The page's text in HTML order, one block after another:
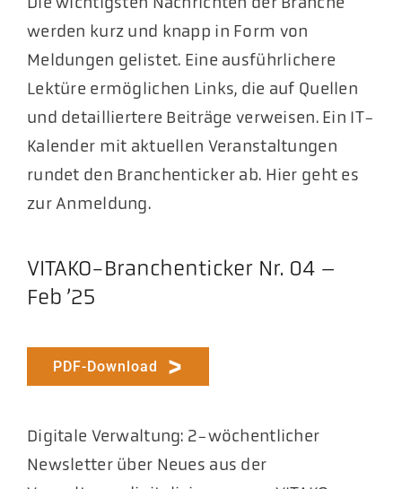
werden kurz und knapp in Form von
Meldungen gelistet. Eine ausführlichere
Lektüre ermöglichen Links, die auf Quellen
und detailliertere Beiträge verweisen. Ein IT-
Kalender mit aktuellen Veranstaltungen
rundet den Branchenticker ab. Hier geht es
zur Anmeldung.
VITAKO-Branchenticker Nr. 04 –
Feb ’25
PDF-Download
Digitale Verwaltung: 2-wöchentlicher
Newsletter über Neues aus der